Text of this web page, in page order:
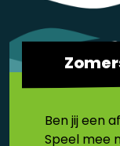
Ben jij een
Speel mee